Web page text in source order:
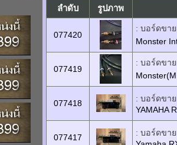
ลำดับ รูปภาพ
077420
: บอร์ดขาย
Monster
077419
: บอร์ดขาย
077418
: บอร์ดขาย
YAMAHA
077417
: บอร์ดขาย